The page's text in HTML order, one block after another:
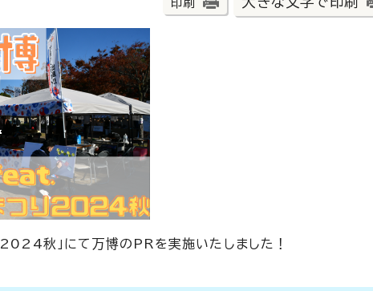
印刷
秋」にて万博のPRを実施いたしました！